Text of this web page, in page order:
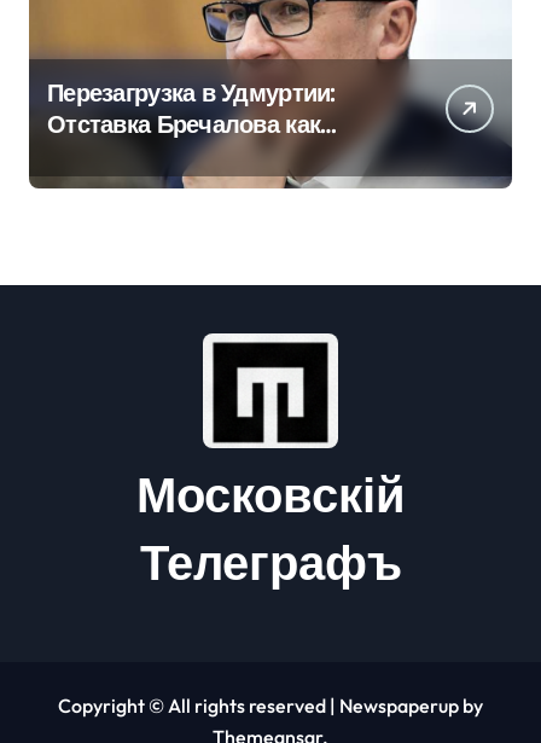
Перезагрузка в Удмуртии:
Отставка Бречалова как
результат управленческих
провалов и уязвимости
Московскій
Телеграфъ
Copyright © All rights reserved | Newspaperup by
Themeansar.